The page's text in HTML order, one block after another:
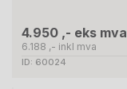
4.950 ,- eks mva
6.188 ,- inkl mva
ID: 60024